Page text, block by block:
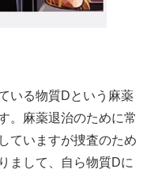
いる物質Dという麻薬
。麻薬退治のために常
ていますが捜査のため
まして、自ら物質Dに